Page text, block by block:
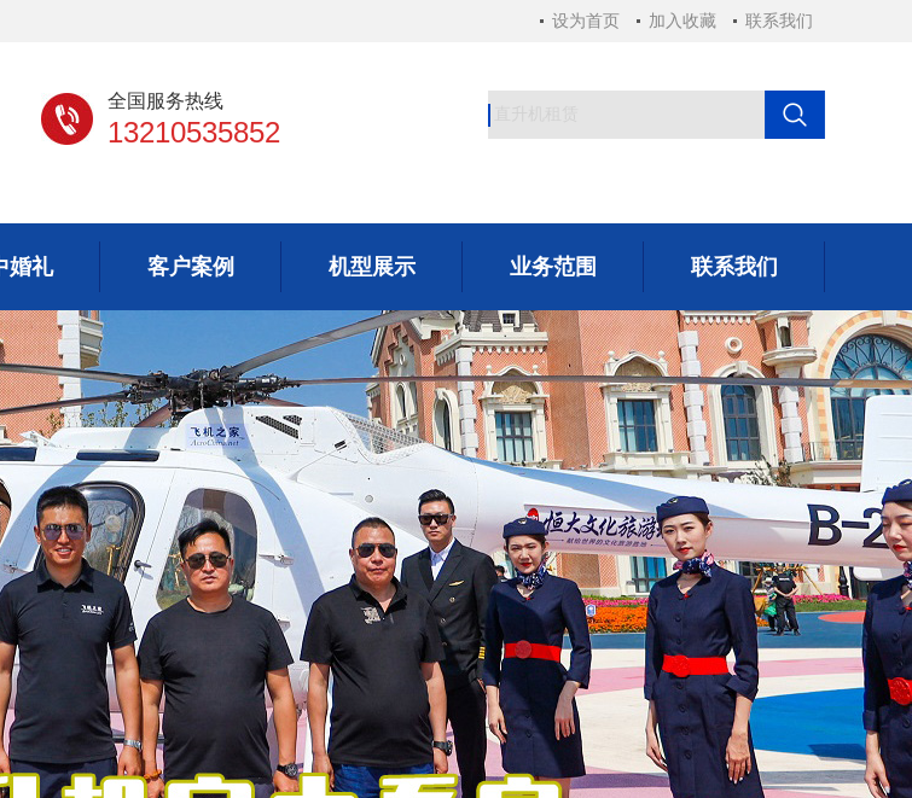
设为首页 加入收藏 联系我们
全国服务热线
13210535852
婚礼 客户案例 机型展示 业务范围 联系我们